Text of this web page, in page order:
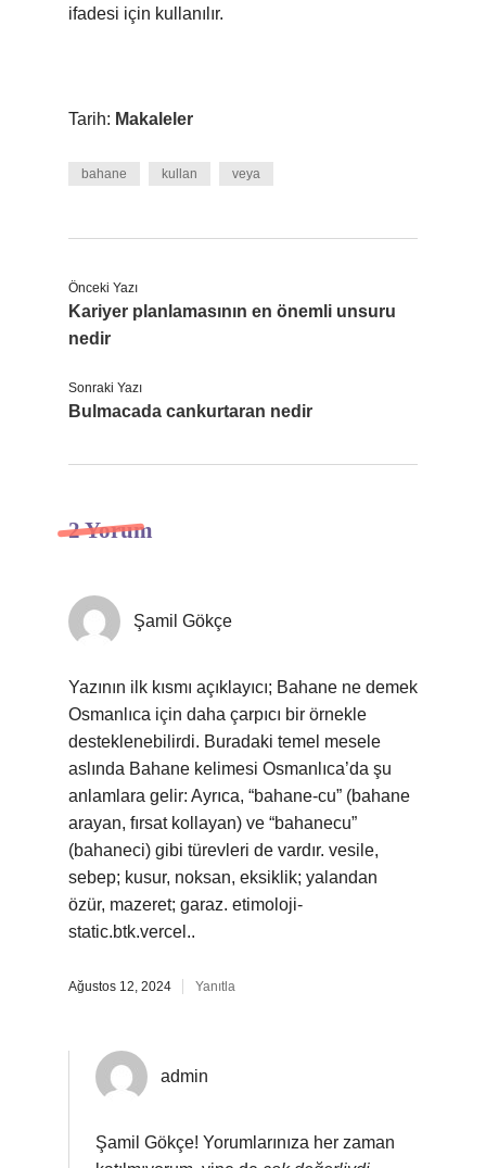
ifadesi için kullanılır.
Tarih: Makaleler
bahane kullan veya
Önceki Yazı
Kariyer planlamasının en önemli unsuru
nedir
Sonraki Yazı
Bulmacada cankurtaran nedir
2 Yorum
Şamil Gökçe
Yazının ilk kısmı açıklayıcı; Bahane ne demek
Osmanlıca için daha çarpıcı bir örnekle
desteklenebilirdi. Buradaki temel mesele
aslında Bahane kelimesi Osmanlıca’da şu
anlamlara gelir: Ayrıca, “bahane-cu” (bahane
arayan, fırsat kollayan) ve “bahanecu”
(bahaneci) gibi türevleri de vardır. vesile,
sebep; kusur, noksan, eksiklik; yalandan
özür, mazeret; garaz. etimoloji-
static.btk.vercel..
Ağustos 12, 2024 Yanıtla
admin
Şamil Gökçe! Yorumlarınıza her zaman